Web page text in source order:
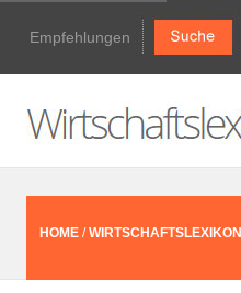
Empfehlungen
HOME /WIRTSCHAFTSLEXIKON